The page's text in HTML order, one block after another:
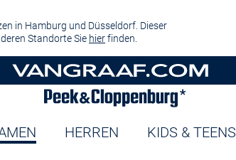
in Hamburg und Düsseldorf. Dieser
Standorte Sie hierfinden.
HERREN KIDS & TEENS